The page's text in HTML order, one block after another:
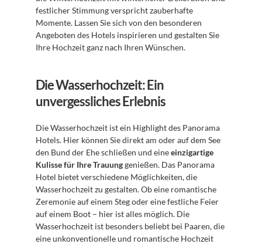
festlicher Stimmung verspricht zauberhafte
Momente. Lassen Sie sich von den besonderen
Angeboten des Hotels inspirieren und gestalten Sie
Ihre Hochzeit ganz nach Ihren Wünschen.
Die Wasserhochzeit: Ein
unvergessliches Erlebnis
Die Wasserhochzeit ist ein Highlight des Panorama
Hotels. Hier können Sie direkt am oder auf dem See
den Bund der Ehe schließen und eine einzigartige
Kulisse für Ihre Trauung genießen. Das Panorama
Hotel bietet verschiedene Möglichkeiten, die
Wasserhochzeit zu gestalten. Ob eine romantische
Zeremonie auf einem Steg oder eine festliche Feier
auf einem Boot – hier ist alles möglich. Die
Wasserhochzeit ist besonders beliebt bei Paaren, die
eine unkonventionelle und romantische Hochzeit